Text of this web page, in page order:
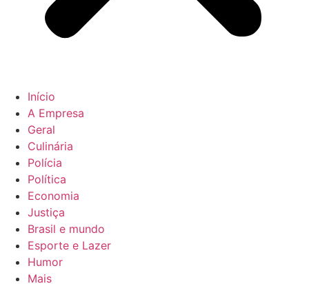
Início
A Empresa
Geral
Culinária
Polícia
Política
Economia
Justiça
Brasil e mundo
Esporte e Lazer
Humor
Mais